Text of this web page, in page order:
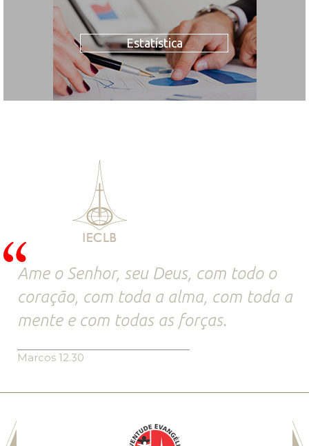
Estatística
Ame o Senhor, seu Deus, com todo o
coração, com toda a alma, com toda a
mente e com todas as forças.
Marcos 12.30